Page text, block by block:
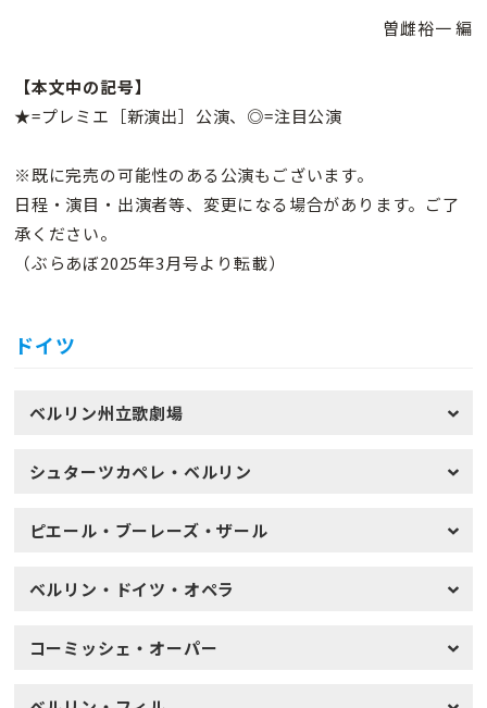
曽雌裕一 編
【本文中の記号】
★=プレミエ［新演出］公演、◎=注目公演
※既に完売の可能性のある公演もございます。
日程・演目・出演者等、変更になる場合があります。ご了
承ください。
（ぶらあぼ2025年3月号より転載）
ドイツ
ベルリン州立歌劇場
シュターツカペレ・ベルリン
ピエール・ブーレーズ・ザール
ベルリン・ドイツ・オペラ
コーミッシェ・オーパー